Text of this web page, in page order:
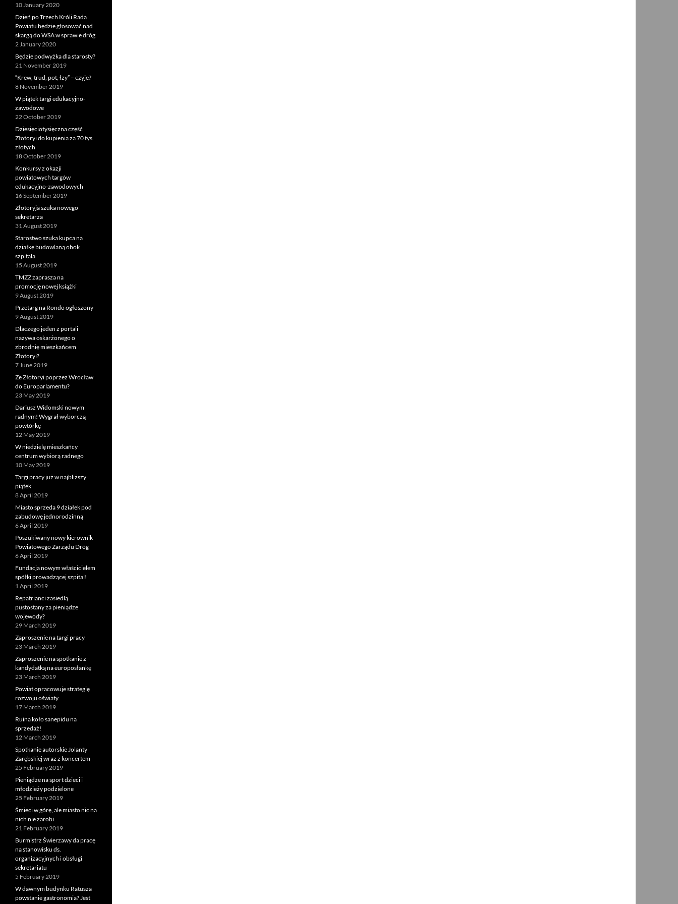
10 January 2020
Dzień po Trzech Króli Rada
Powiatu będzie głosować nad
skargą do WSA w sprawie dróg
2 January 2020
Będzie podwyżka dla starosty?
21 November 2019
“Krew, trud, pot, łzy” – czyje?
8 November 2019
W piątek targi edukacyjno-
zawodowe
22 October 2019
Dziesięciotysięczna część
Złotoryi do kupienia za 70 tys.
złotych
18 October 2019
Konkursy z okazji
powiatowych targów
edukacyjno-zawodowych
16 September 2019
Złotoryja szuka nowego
sekretarza
31 August 2019
Starostwo szuka kupca na
działkę budowlaną obok
szpitala
15 August 2019
TMZZ zaprasza na
promocję nowej książki
9 August 2019
Przetarg na Rondo ogłoszony
9 August 2019
Dlaczego jeden z portali
nazywa oskarżonego o
zbrodnię mieszkańcem
Złotoryi?
7 June 2019
Ze Złotoryi poprzez Wrocław
do Europarlamentu?
23 May 2019
Dariusz Widomski nowym
radnym! Wygrał wyborczą
powtórkę
12 May 2019
W niedzielę mieszkańcy
centrum wybiorą radnego
10 May 2019
Targi pracy już w najbliższy
piątek
8 April 2019
Miasto sprzeda 9 działek pod
zabudowę jednorodzinną
6 April 2019
Poszukiwany nowy kierownik
Powiatowego Zarządu Dróg
6 April 2019
Fundacja nowym właścicielem
spółki prowadzącej szpital!
1 April 2019
Repatrianci zasiedlą
pustostany za pieniądze
wojewody?
29 March 2019
Zaproszenie na targi pracy
23 March 2019
Zaproszenie na spotkanie z
kandydatką na europosłankę
23 March 2019
Powiat opracowuje strategię
rozwoju oświaty
17 March 2019
Ruina koło sanepidu na
sprzedaż!
12 March 2019
Spotkanie autorskie Jolanty
Zarębskiej wraz z koncertem
25 February 2019
Pieniądze na sport dzieci i
młodzieży podzielone
25 February 2019
Śmieci w górę, ale miasto nic na
nich nie zarobi
21 February 2019
Burmistrz Świerzawy da pracę
na stanowisku ds.
organizacyjnych i obsługi
sekretariatu
5 February 2019
W dawnym budynku Ratusza
powstanie gastronomia? Jest